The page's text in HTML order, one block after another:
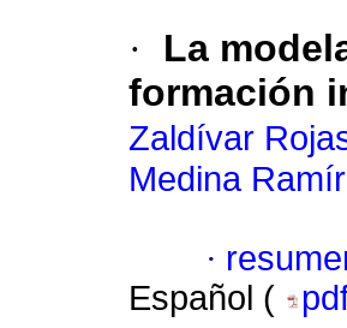
·
La
formación
Zaldívar
Medina
·
Español (